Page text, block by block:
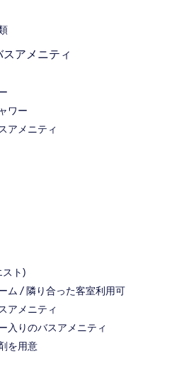
アメニティ
ワー
アメニティ
スト)
ム / 隣り合った客室利用可
アメニティ
入りのバスアメニティ
を用意